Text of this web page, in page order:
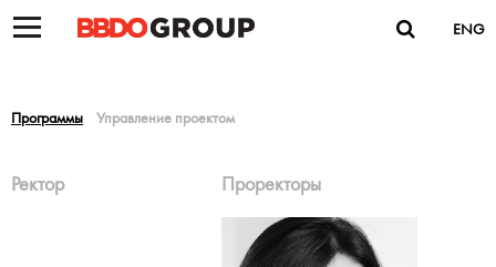
ENG
Программы Управление проектом
Ректор Проректоры